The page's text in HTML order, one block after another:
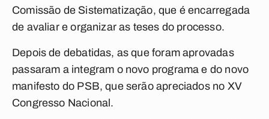
Comissão de Sistematização, que é encarregada
de avaliar e organizar as teses do processo.
Depois de debatidas, as que foram aprovadas
passaram a integram o novo programa e do novo
manifesto do PSB, que serão apreciados no XV
Congresso Nacional.